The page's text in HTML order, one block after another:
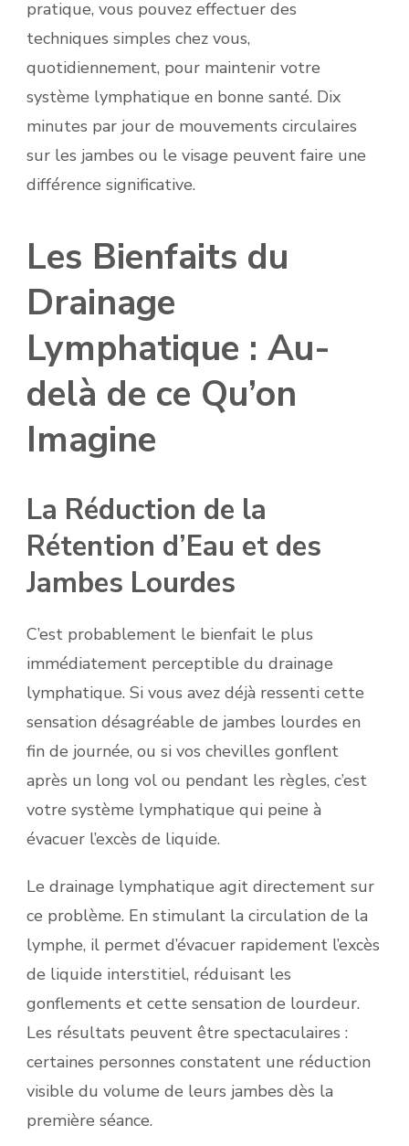
pratique, vous pouvez effectuer des
techniques simples chez vous,
quotidiennement, pour maintenir votre
système lymphatique en bonne santé. Dix
minutes par jour de mouvements circulaires
sur les jambes ou le visage peuvent faire une
différence significative.
Les Bienfaits du
Drainage
Lymphatique : Au-
delà de ce Qu’on
Imagine
La Réduction de la
Rétention d’Eau et des
Jambes Lourdes
C’est probablement le bienfait le plus
immédiatement perceptible du drainage
lymphatique. Si vous avez déjà ressenti cette
sensation désagréable de jambes lourdes en
fin de journée, ou si vos chevilles gonflent
après un long vol ou pendant les règles, c’est
votre système lymphatique qui peine à
évacuer l’excès de liquide.
Le drainage lymphatique agit directement sur
ce problème. En stimulant la circulation de la
lymphe, il permet d’évacuer rapidement l’excès
de liquide interstitiel, réduisant les
gonflements et cette sensation de lourdeur.
Les résultats peuvent être spectaculaires :
certaines personnes constatent une réduction
visible du volume de leurs jambes dès la
première séance.